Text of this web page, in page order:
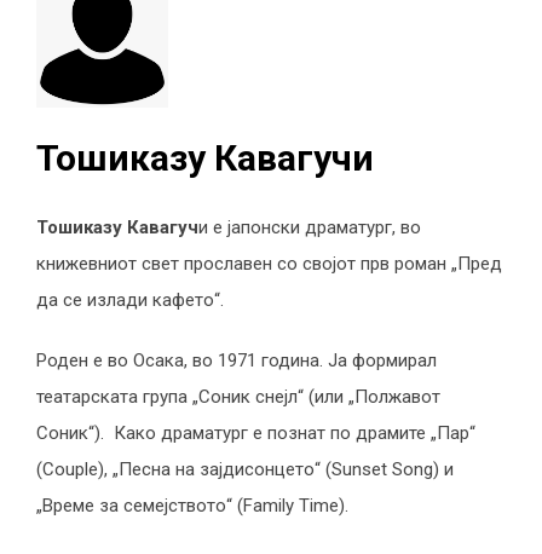
Тошиказу Кавагучи
Тошиказу Кавагучи е јапонски драматург, во
книжевниот свет прославен со својот прв роман „Пред
да се излади кафето“.
Роден е во Осака, во 1971 година. Ја формирал
театарската група „Соник снејл“ (или „Полжавот
Соник“). Како драматург е познат по драмите „Пар“
(Couple), „Песна на зајдисонцето“ (Sunset Song) и
„Време за семејството“ (Family Time).